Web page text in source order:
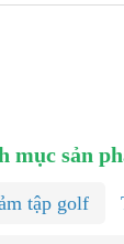
mục sản
tập golf